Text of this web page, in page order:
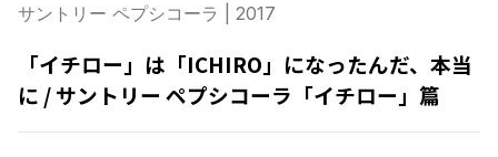
サントリー ペプシコーラ | 2017
「イチロー」は「ICHIRO」になったんだ、本当
に / サントリー ペプシコーラ「イチロー」篇